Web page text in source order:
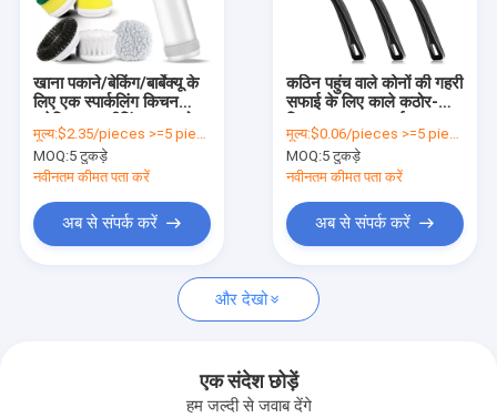
फैक्टरी यात्रा
गुणवत्ता नियंत्रण
हमसे संपर्क करें
एक बोली का अनुरोध
खाना पकाने/बेकिंग/बार्बेक्यू के
लिए एक स्पार्कलिंग किचन
नमस्कार कहें
मूल्य:$2.35/pieces >=5 pieces
MOQ:5 टुकड़े
नवीनतम कीमत पता करें
अब से संपर्क करें
कठिन पहुंच वाले कोनों की गहरी
सफाई के लिए काले कठोर-
मूल्य:$0.06/pieces >=5 pieces
MOQ:5 टुकड़े
नवीनतम कीमत पता करें
अब से संपर्क करें
और देखो
एक संदेश छोड़ें
हम जल्दी से जवाब देंगे